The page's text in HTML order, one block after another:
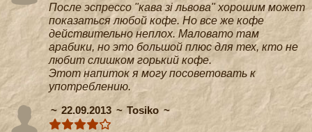
После эспрессо "кава зі львова" хорошим может
показаться любой кофе. Но все же кофе
действительно неплох. Маловато там
арабики, но это большой плюс для тех, кто не
любит слишком горький кофе.
Этот напиток я могу посоветовать к
употреблению.
22.09.2013
Tosiko